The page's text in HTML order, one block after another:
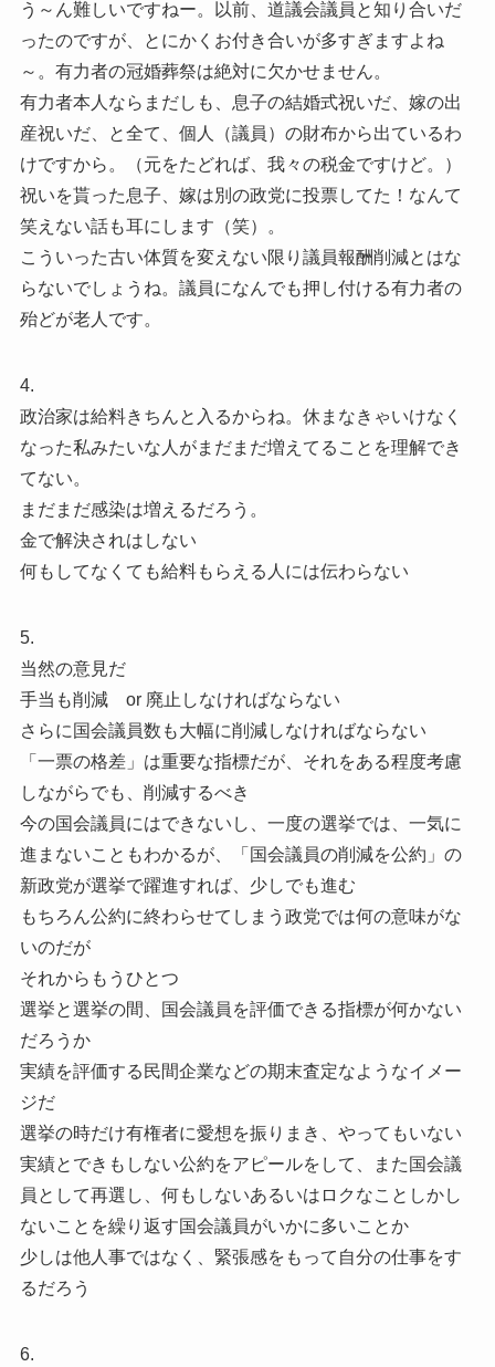
う～ん難しいですねー。以前、道議会議員と知り合いだ
ったのですが、とにかくお付き合いが多すぎますよね
～。有力者の冠婚葬祭は絶対に欠かせません。
有力者本人ならまだしも、息子の結婚式祝いだ、嫁の出
産祝いだ、と全て、個人（議員）の財布から出ているわ
けですから。（元をたどれば、我々の税金ですけど。）
祝いを貰った息子、嫁は別の政党に投票してた！なんて
笑えない話も耳にします（笑）。
こういった古い体質を変えない限り議員報酬削減とはな
らないでしょうね。議員になんでも押し付ける有力者の
殆どが老人です。
4.
政治家は給料きちんと入るからね。休まなきゃいけなく
なった私みたいな人がまだまだ増えてることを理解でき
てない。
まだまだ感染は増えるだろう。
金で解決されはしない
何もしてなくても給料もらえる人には伝わらない
5.
当然の意見だ
手当も削減 or 廃止しなければならない
さらに国会議員数も大幅に削減しなければならない
「一票の格差」は重要な指標だが、それをある程度考慮
しながらでも、削減するべき
今の国会議員にはできないし、一度の選挙では、一気に
進まないこともわかるが、「国会議員の削減を公約」の
新政党が選挙で躍進すれば、少しでも進む
もちろん公約に終わらせてしまう政党では何の意味がな
いのだが
それからもうひとつ
選挙と選挙の間、国会議員を評価できる指標が何かない
だろうか
実績を評価する民間企業などの期末査定なようなイメー
ジだ
選挙の時だけ有権者に愛想を振りまき、やってもいない
実績とできもしない公約をアピールをして、また国会議
員として再選し、何もしないあるいはロクなことしかし
ないことを繰り返す国会議員がいかに多いことか
少しは他人事ではなく、緊張感をもって自分の仕事をす
るだろう
6.